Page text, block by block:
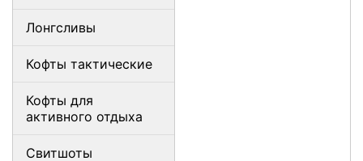
Лонгсливы
Кофты тактические
Кофты для
активного отдыха
Свитшоты